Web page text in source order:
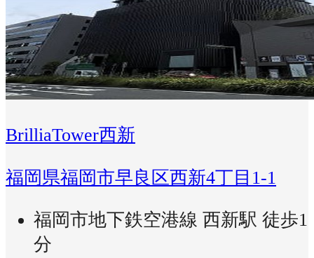
BrilliaTower西新
福岡県福岡市早良区西新4丁目1-1
福岡市地下鉄空港線 西新駅 徒歩1
分